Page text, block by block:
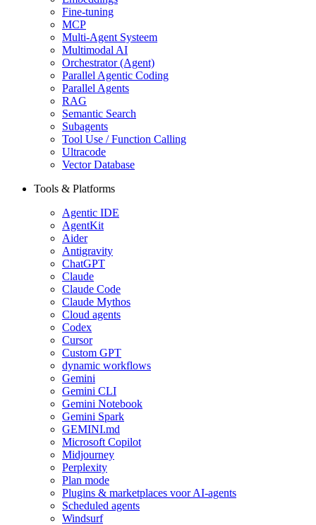
Fine-tuning
MCP
Multi-Agent Systeem
Multimodal AI
Orchestrator (Agent)
Parallel Agentic Coding
Parallel Agents
RAG
Semantic Search
Subagents
Tool Use / Function Calling
Ultracode
Vector Database
Tools & Platforms
Agentic IDE
AgentKit
Aider
Antigravity
ChatGPT
Claude
Claude Code
Claude Mythos
Cloud agents
Codex
Cursor
Custom GPT
dynamic workflows
Gemini
Gemini CLI
Gemini Notebook
Gemini Spark
GEMINI.md
Microsoft Copilot
Midjourney
Perplexity
Plan mode
Plugins & marketplaces voor AI-agents
Scheduled agents
Windsurf